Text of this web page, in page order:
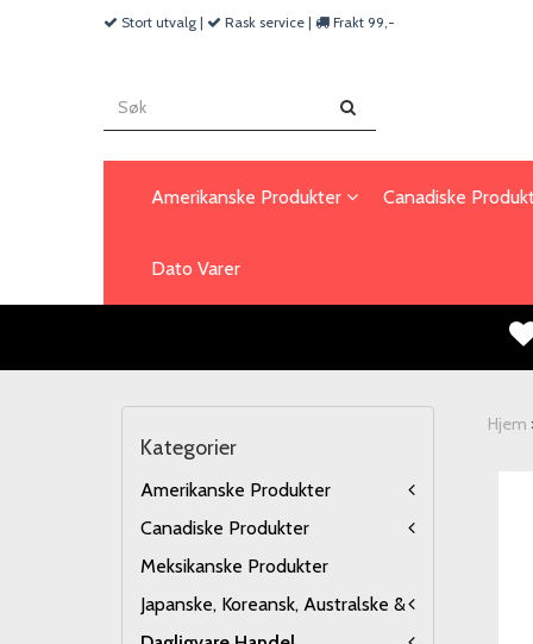
Stort utvalg | Rask service | Frakt 99,-
Amerikanske Produkter Canadiske
Dato Varer
Kategorier
Amerikanske Produkter
Canadiske Produkter
Meksikanske Produkter
Japanske, Koreansk, Australske &
Hjem